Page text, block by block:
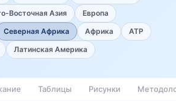
Восточная Азия
Европа
Северная Африка Африка
АТР
Латинская Америка
Таблицы Рисунки